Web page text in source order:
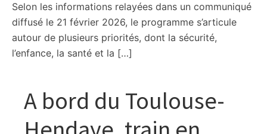
Selon les informations relayées dans un communiqué
diffusé le 21 février 2026, le programme s’articule
autour de plusieurs priorités, dont la sécurité,
l’enfance, la santé et la […]
A bord du Toulouse-